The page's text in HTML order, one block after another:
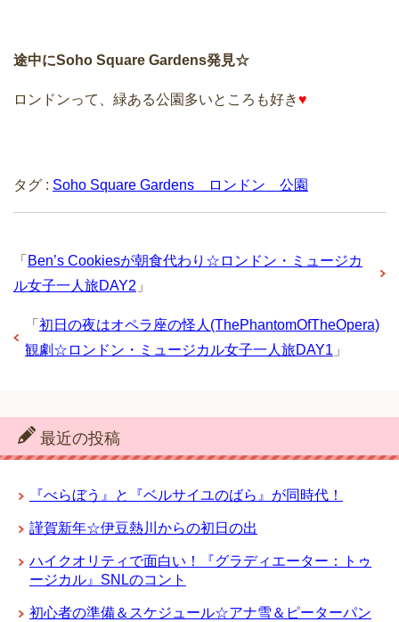
途中にSoho Square Gardens発見☆
ロンドンって、緑ある公園多いところも好き♥
タグ : Soho Square Gardens ロンドン 公園
「 Ben’s Cookiesが朝食代わり☆ロンドン・ミュージカ
ル女子一人旅DAY2 」
「 初日の夜はオペラ座の怪人(ThePhantomOfTheOpera)
観劇☆ロンドン・ミュージカル女子一人旅DAY1 」
最近の投稿
『べらぼう』と『ベルサイユのばら』が同時代！
謹賀新年☆伊豆熱川からの初日の出
ハイクオリティで面白い！『グラディエーター：トゥ
ージカル』SNLのコント
初心者の準備＆スケジュール☆アナ雪＆ピーターパン